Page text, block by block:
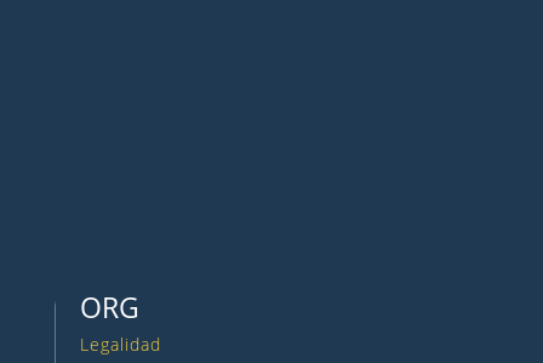
ORG
Legalidad